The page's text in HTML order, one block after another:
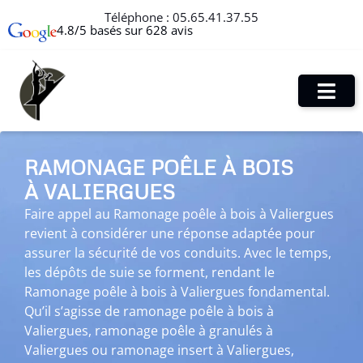
Téléphone : 05.65.41.37.55
4.8/5 basés sur 628 avis
RAMONAGE POÊLE À BOIS
À VALIERGUES
Faire appel au Ramonage poêle à bois à Valiergues
revient à considérer une réponse adaptée pour
assurer la sécurité de vos conduits. Avec le temps,
les dépôts de suie se forment, rendant le
Ramonage poêle à bois à Valiergues fondamental.
Qu’il s’agisse de ramonage poêle à bois à
Valiergues, ramonage poêle à granulés à
Valiergues ou ramonage insert à Valiergues,